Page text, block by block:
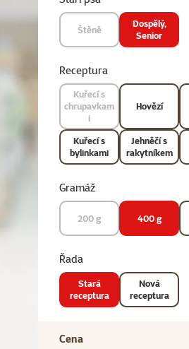
Štěně
Dospělý,
Senior
Receptura
Kuřecí s
chrupavkam
i
Hovězí
Kuřecí s
bylinkami
Jehněčí s
rakytníkem
Gramáž
200 g 400 g
Řada
Stará
receptura
Nová
receptura
Cena